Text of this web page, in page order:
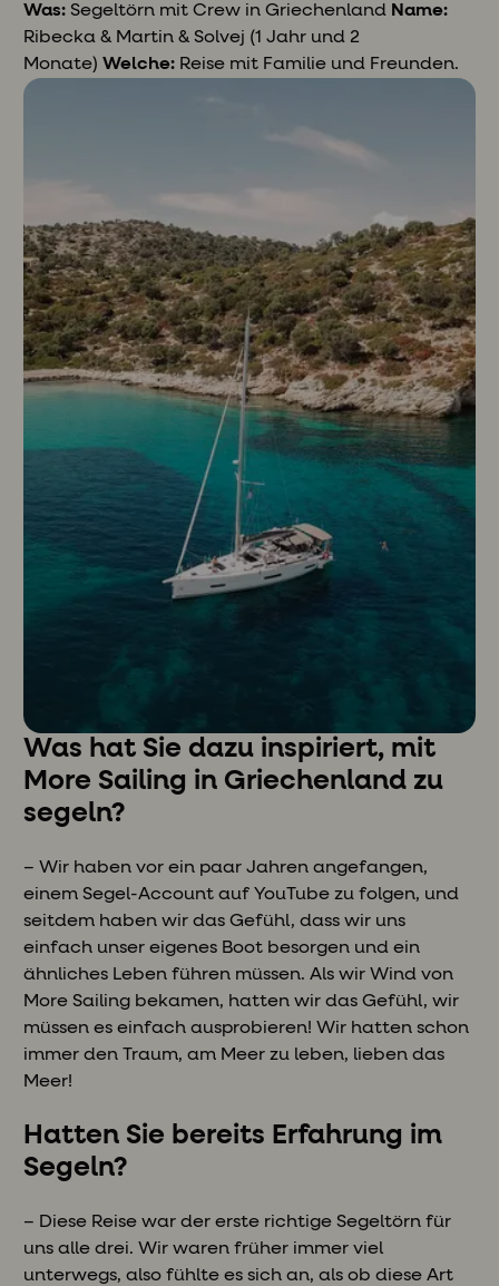
Was: Segeltörn mit Crew in Griechenland Name:
Ribecka & Martin & Solvej (1 Jahr und 2
Monate)Welche: Reise mit Familie und Freunden.
Was hat Sie dazu inspiriert, mit
More Sailing in Griechenland zu
segeln?
– Wir haben vor ein paar Jahren angefangen,
einem Segel-Account auf YouTube zu folgen, und
seitdem haben wir das Gefühl, dass wir uns
einfach unser eigenes Boot besorgen und ein
ähnliches Leben führen müssen. Als wir Wind von
More Sailing bekamen, hatten wir das Gefühl, wir
müssen es einfach ausprobieren! Wir hatten schon
immer den Traum, am Meer zu leben, lieben das
Meer!
Hatten Sie bereits Erfahrung im
Segeln?
– Diese Reise war der erste richtige Segeltörn für
uns alle drei. Wir waren früher immer viel
unterwegs, also fühlte es sich an, als ob diese Art